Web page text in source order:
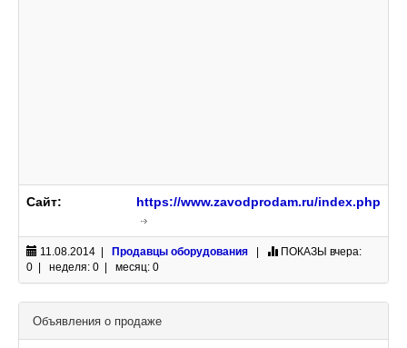
Сайт: https://www.zavodprodam.ru/index.php
11.08.2014 | Продавцы оборудования ПОКАЗЫ вчера:
0 | неделя: 0 | месяц: 0
Объявления о продаже